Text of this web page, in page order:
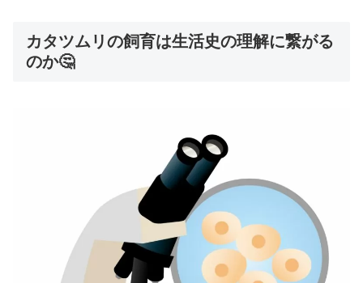
カタツムリの飼育は生活史の理解に繋がる
のか🤔